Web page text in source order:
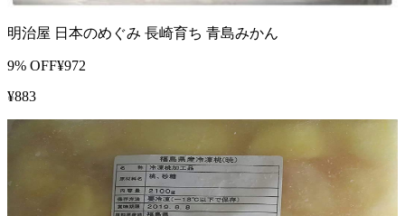
明治屋 日本のめぐみ 長崎育ち 青島みかん
9% OFF¥972
¥883